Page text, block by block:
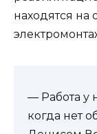
находятся на
— Работа у
когда нет